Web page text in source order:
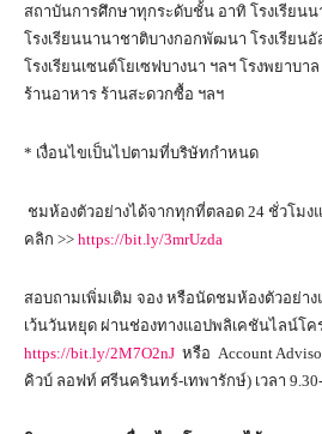
สถาบันการศึกษาทุกระดับชั้น อาทิ โรงเรียน
โรงเรียนนานาชาติบางกอกพัฒนา โรงเรียน
โรงเรียนเซนต์โยเซฟบางนา ฯลฯ โรงพยาบา
ร้านอาหาร ร้านสะดวกซื้อ ฯลฯ
* เงื่อนไขเป็นไปตามที่บริษัทกำหนด
ชมห้องตัวอย่างได้จากทุกที่ตลอด 24 ชั่วโมงแ
คลิก >> https://bit.ly/3mrUzda
สอบถามเพิ่มเติม จอง หรือนัดชมห้องตัวอย่า
เว้นวันหยุด ผ่านช่องทางแอปพลิเคชันไลน์โค
https://bit.ly/2M7O2nJ หรือ Account
คิวบ์ ลอฟท์ ศรีนครินทร์-เทพารักษ์) เวลา 9.30-